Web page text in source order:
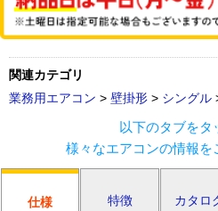
関連カテゴリ
業務用エアコン > 壁掛形 > シングル
以下のタブをタ
様々なエアコンの情報を
仕様 特徴 カタロ